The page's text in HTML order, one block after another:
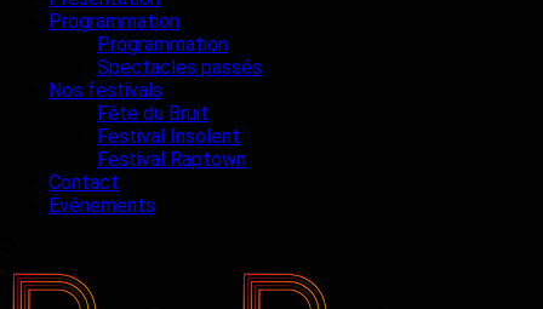
Programmation
Programmation
Spectacles passés
Nos festivals
Fête du Bruit
Festival Insolent
Festival Raptown
Contact
Événements